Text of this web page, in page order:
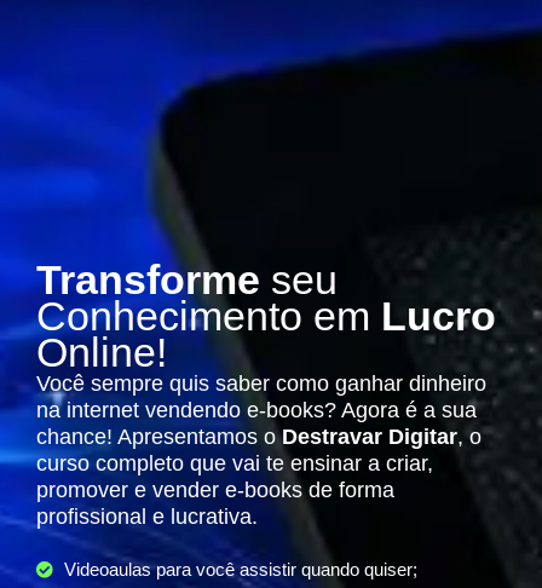
Transforme seu
Conhecimento em Lucro
Online!
Você sempre quis saber como ganhar dinheiro
na internet vendendo e-books? Agora é a sua
chance! Apresentamos oDestravar Digitar, o
curso completo que vai te ensinar a criar,
promover e vender e-books de forma
profissional e lucrativa.
Videoaulas para você assistir quando quiser;